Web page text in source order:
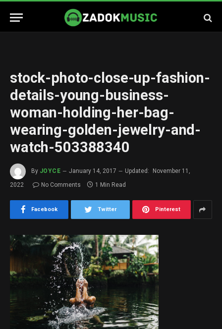
stock-photo-close-up-fashion-
details-young-business-
woman-holding-her-bag-
wearing-golden-jewelry-and-
watch-503388340
By JOYCE January 14, 2017 Updated:
November 11,
2022
No Comments 1 Min Read
Facebook Twitter Pinterest